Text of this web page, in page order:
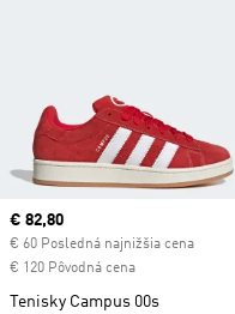
Current price
€ 82,80
€ 60 Posledná najnižšia cena
€ 120 Pôvodná cena
Tenisky Campus 00s